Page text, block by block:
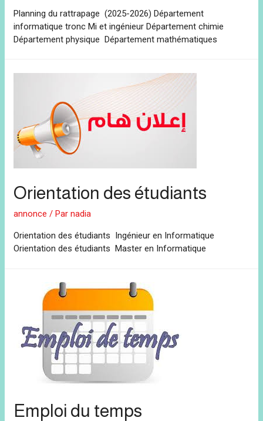
Planning du rattrapage (2025-2026) Département
informatique tronc Mi et ingénieur Département chimie
Département physique Département mathématiques
Orientation des étudiants
annonce / Parnadia
Orientation des étudiants Ingénieur en Informatique
Orientation des étudiants Master en Informatique
Emploi du temps